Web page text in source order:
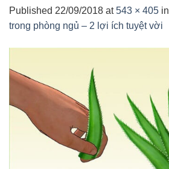
Published 22/09/2018 at543 × 405 in
trong phòng ngủ – 2 lợi ích tuyệt vời